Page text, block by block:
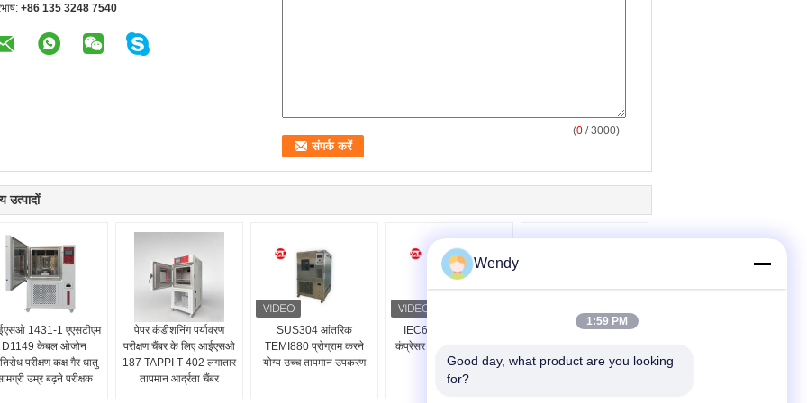
+86 135 3248 7540
(0 / 3000)
उत्पादों
1431-1 एएसटीएम
D1149 केबल ओजोन
परीक्षण कक्ष गैर धातु
उम्र बढ़ने परीक्षक
पेपर कंडीशनिंग पर्यावरण
परीक्षण चैंबर के लिए आईएसओ
187 TAPPI T 402 लगातार
तापमान आर्द्रता चैंबर
SUS304 आंतरिक
TEMI880 प्रोग्राम करने
योग्य उच्च तापमान उपकरण
IEC68-2-03 टेकुमसेह
कंप्रेसर पर्यावरण परीक्षण कक्ष
GB/T2423.1 SUS304
प्रभाव परीक्षण मशीन
Wendy
1:59 PM
Good day, what product are you looking
for?